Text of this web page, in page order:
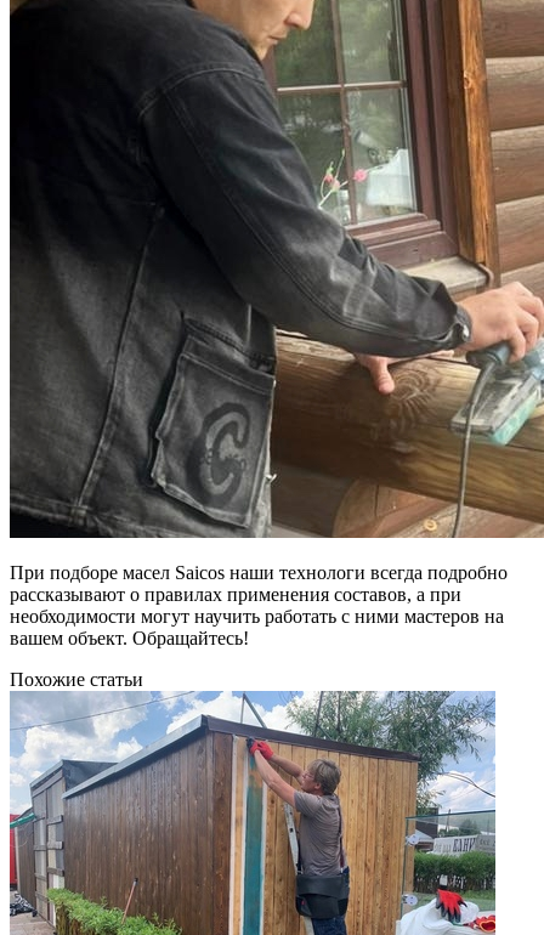
При подборе масел Saicos наши технологи всегда подробно
рассказывают о правилах применения составов, а при
необходимости могут научить работать с ними мастеров на
вашем объект. Обращайтесь!
Похожие статьи